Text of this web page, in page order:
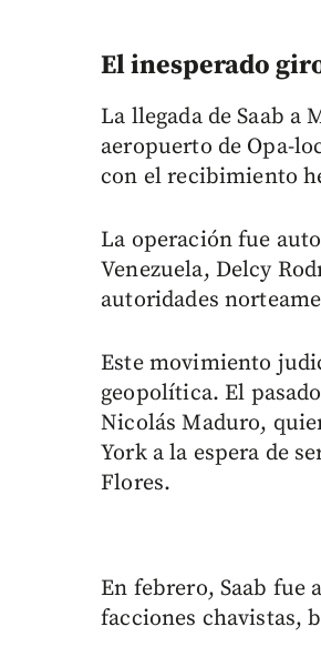
El inesperado
La llegada de Saab
aeropuerto de Opa-
con el recibimiento
La operación fue
Venezuela, Delcy
autoridades
Este movimiento
geopolítica. El
Nicolás Maduro,
York a la espera de
Flores.
En febrero, Saab fue
facciones chavistas,